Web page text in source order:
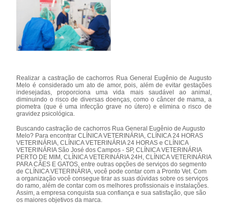
Realizar a castração de cachorros Rua General Eugênio de Augusto
Melo é considerado um ato de amor, pois, além de evitar gestações
indesejadas, proporciona uma vida mais saudável ao animal,
diminuindo o risco de diversas doenças, como o câncer de mama, a
piometra (que é uma infecção grave no útero) e elimina o risco de
gravidez psicológica.
Buscando castração de cachorros Rua General Eugênio de Augusto
Melo? Para encontrar CLÍNICA VETERINÁRIA, CLÍNICA 24 HORAS
VETERINÁRIA, CLÍNICA VETERINÁRIA 24 HORAS e CLÍNICA
VETERINÁRIA São José dos Campos - SP, CLÍNICA VETERINÁRIA
PERTO DE MIM, CLÍNICA VETERINÁRIA 24H, CLÍNICA VETERINÁRIA
PARA CÃES E GATOS, entre outras opções de serviços do segmento
de CLÍNICA VETERINÁRIA, você pode contar com a Pronto Vet. Com
a organização você consegue tirar as suas dúvidas sobre os serviços
do ramo, além de contar com os melhores profissionais e instalações.
Assim, a empresa conquista sua confiança e sua satisfação, que são
os maiores objetivos da marca.